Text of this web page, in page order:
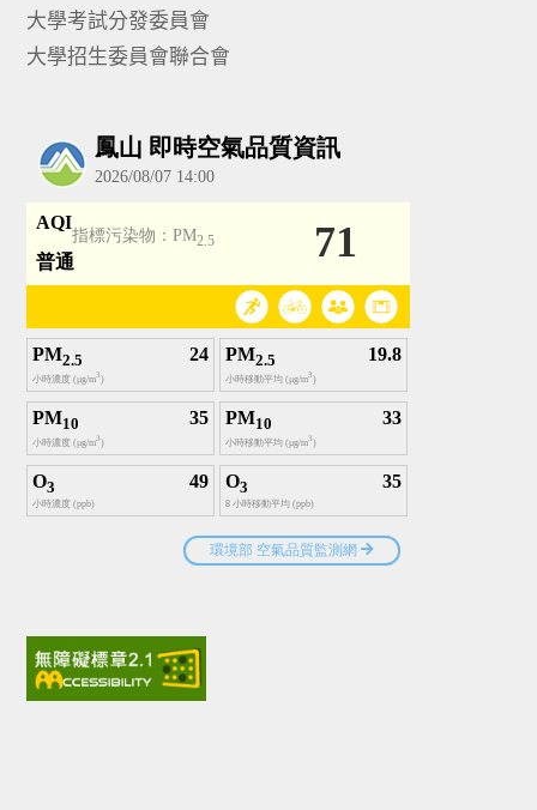
大學考試分發委員會
大學招生委員會聯合會